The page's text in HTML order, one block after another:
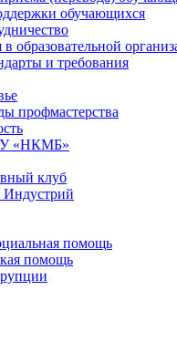
обучающихся
образовательной
и требования
профмастерства
«НКМБ»
клуб
помощь
помощь